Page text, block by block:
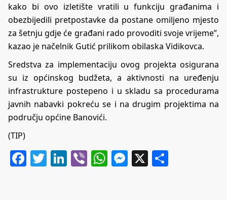
kako bi ovo izletište vratili u funkciju građanima i
obezbijedili pretpostavke da postane omiljeno mjesto
za šetnju gdje će građani rado provoditi svoje vrijeme”,
kazao je načelnik Gutić prilikom obilaska Vidikovca.
Sredstva za implementaciju ovog projekta osigurana
su iz općinskog budžeta, a aktivnosti na uređenju
infrastrukture postepeno i u skladu sa procedurama
javnih nabavki pokreću se i na drugim projektima na
području općine Banovići.
(TIP)
Facebook
Twitter
LinkedIn
ViberWhatsApp
Messenger
X